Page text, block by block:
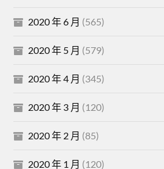
2020 年 6 月 (565)
2020 年 5 月 (579)
2020 年 4 月 (345)
2020 年 3 月 (120)
2020 年 2 月 (85)
2020 年 1 月 (120)